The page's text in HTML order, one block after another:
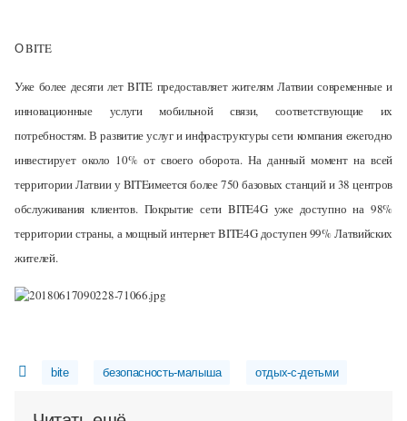
ОBITE
Уже более десяти летBITE предоставляет жителям Латвии современные и
инновационные услуги мобильной связи, соответствующие их
потребностям. В развитие услуг и инфраструктуры сети компания ежегодно
инвестирует около 10% от своего оборота. На данный момент на всей
территории Латвии уBITEимеется более 750 базовых станций и 38 центров
обслуживания клиентов. Покрытие сетиBITE4Gуже доступно на 98%
территории страны, а мощный интернетBITE4Gдоступен 99% Латвийских
жителей.
bite безопасность-малыша отдых-с-детьми